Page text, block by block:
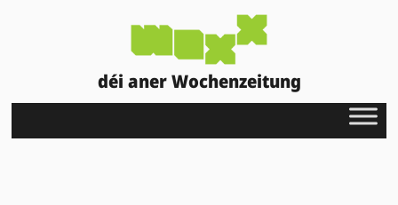
déi aner Wochenzeitung